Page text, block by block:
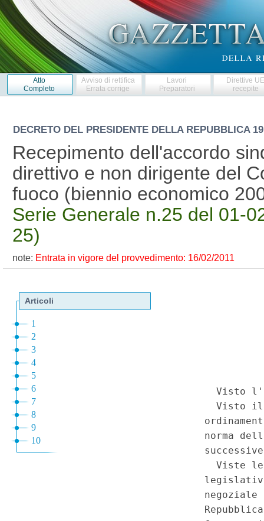
Atto
Completo
Avviso di rettifica
Errata corrige
Lavori
Preparatori
Direttive
recepite
DECRETO DEL PRESIDENTE DELLA REPUBBLICA
Recepimento dell'accordo
direttivo e non dirigente del
fuoco (biennio economico
Serie Generale n.25 del 01-
25)
note: Entrata in vigore del provvedimento: 16/02/2011